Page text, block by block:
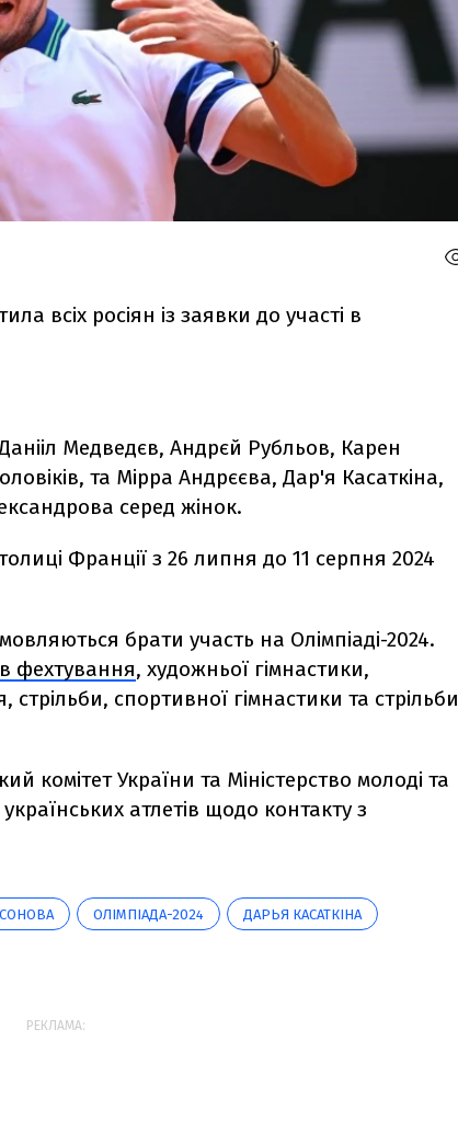
всіх росіян із заявки до участі в
Медведєв, Андрєй Рубльов, Карен
та Мірра Андрєєва, Дар'я Касаткіна,
серед жінок.
Франції з 26 липня до 11 серпня 2024
брати участь на Олімпіаді-2024.
фехтування, художньої гімнастики,
спортивної гімнастики та стрільби
комітет України та Міністерство молоді та
атлетів щодо контакту з
ОЛІМПІАДА-2024 ДАРЬЯ КАСАТКІНА
РЕКЛАМА: